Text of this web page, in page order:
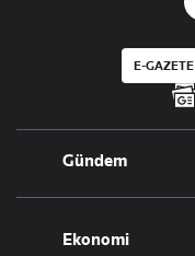
E-GAZETE
Gündem
Politika
Eğitim
Ekonomi